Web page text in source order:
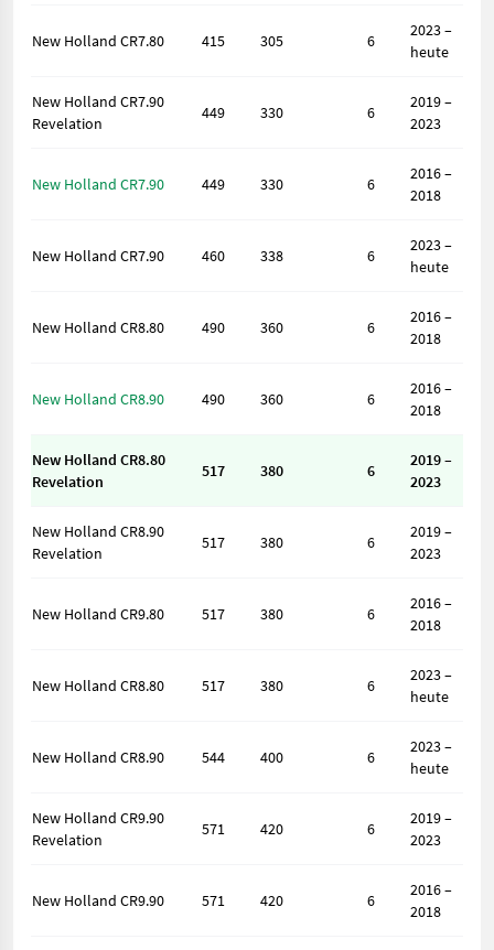
New Holland CR7.80 415 305 6
2023 –
heute
New Holland CR7.90
Revelation
449 330 6
2019 –
2023
New Holland CR7.90 449 330 6
2016 –
2018
New Holland CR7.90 460 338 6
2023 –
heute
New Holland CR8.80 490 360 6
2016 –
2018
New Holland CR8.90 490 360 6
2016 –
2018
New Holland CR8.80
Revelation
517 380 6
2019 –
2023
New Holland CR8.90
Revelation
517 380 6
2019 –
2023
New Holland CR9.80 517 380 6
2016 –
2018
New Holland CR8.80 517 380 6
2023 –
heute
New Holland CR8.90 544 400 6
2023 –
heute
New Holland CR9.90
Revelation
571 420 6
2019 –
2023
New Holland CR9.90 571 420 6
2016 –
2018